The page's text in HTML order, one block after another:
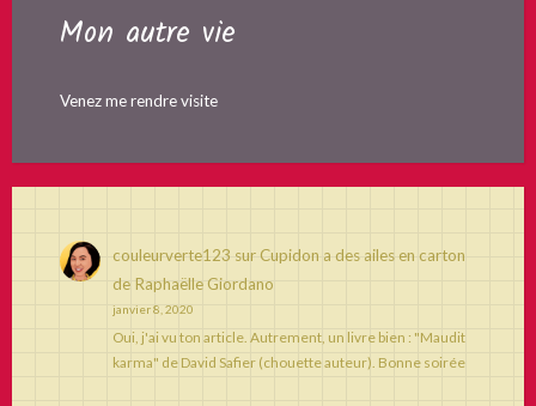
Mon autre vie
Venez me rendre visite
couleurverte123 sur Cupidon a des ailes en carton
de Raphaëlle Giordano
janvier 8, 2020
Oui, j'ai vu ton article. Autrement, un livre bien : "Maudit
karma" de David Safier (chouette auteur). Bonne soirée